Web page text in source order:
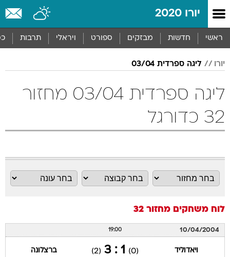
יורו 2020
ראשי חדשות מבזקים ספורט ויראלי תרבות
יורו ליגה ספרדית 03/04
ליגה ספרדית 03/04 מחזור
32 כדורגל
לוח משחקים מחזור 32
10/04/2004
19:00
ויאדוליד (0)
1 : 3
(2) ברצלונה